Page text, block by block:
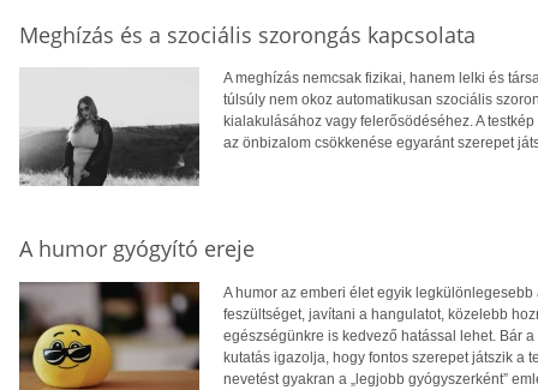
Meghízás és a szociális szorongás kapcsolata
A meghízás nemcsak fizikai, hanem lelki és
túlsúly nem okoz automatikusan szociális
kialakulásához vagy felerősödéséhez. A
az önbizalom csökkenése egyaránt szerepet
A humor gyógyító ereje
A humor az emberi élet egyik
feszültséget, javítani a hangulatot, közelebb
egészségünkre is kedvező hatással lehet. Bár
kutatás igazolja, hogy fontos szerepet játszik a
nevetést gyakran a „legjobb gyógyszerként”